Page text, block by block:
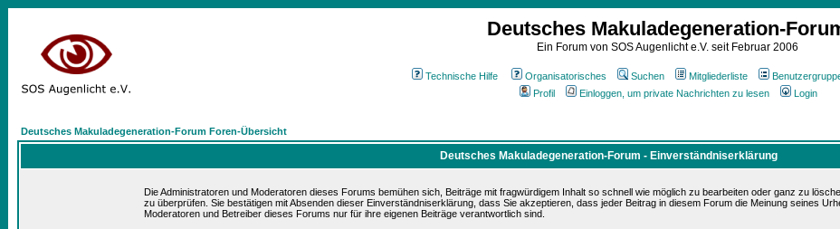
Deutsches Makuladegeneration-
Ein Forum von SOS Augenlicht e.V. seit Februar 2006
Technische Hilfe Organisatorisches Suchen Mitgliederliste
Profil
Einloggen, um private Nachrichten zu lesen Login
Deutsches Makuladegeneration-Forum Foren-Übersicht
Deutsches Makuladegeneration-Forum - Einverständniserklärung
Die Administratoren und Moderatoren dieses Forums bemühen sich, Beiträge mit fragwürdigem Inhalt so schnell wie möglich zu bearbeiten oder ganz zu
zu überprüfen. Sie bestätigen mit Absenden dieser Einverständniserklärung, dass Sie akzeptieren, dass jeder Beitrag in diesem Forum die Meinung seines
Moderatoren und Betreiber dieses Forums nur für ihre eigenen Beiträge verantwortlich sind.